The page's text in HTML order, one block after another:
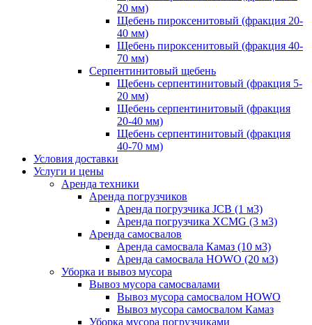
20 мм)
Щебень пироксенитовый (фракция 20-
40 мм)
Щебень пироксенитовый (фракция 40-
70 мм)
Серпентинитовый щебень
Щебень серпентинитовый (фракция 5-
20 мм)
Щебень серпентинитовый (фракция
20-40 мм)
Щебень серпентинитовый (фракция
40-70 мм)
Условия доставки
Услуги и цены
Аренда техники
Аренда погрузчиков
Аренда погрузчика JCB (1 м3)
Аренда погрузчика XCMG (3 м3)
Аренда самосвалов
Аренда самосвала Камаз (10 м3)
Аренда самосвала HOWO (20 м3)
Уборка и вывоз мусора
Вывоз мусора самосвалами
Вывоз мусора самосвалом HOWO
Вывоз мусора самосвалом Камаз
Уборка мусора погрузчиками